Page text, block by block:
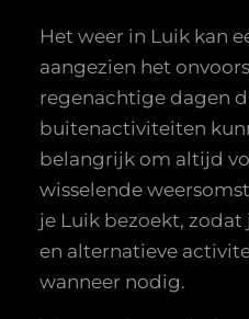
Het weer in Luik kan
aangezien het
regenachtige dagen
buitenactiviteiten
belangrijk om altijd
wisselende
je Luik bezoekt,
en alternatieve
wanneer nodig.